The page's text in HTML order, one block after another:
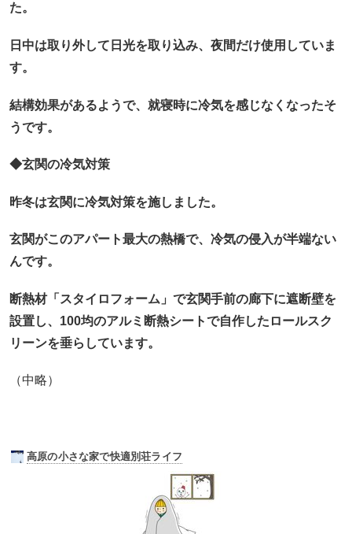
た。
日中は取り外して日光を取り込み、夜間だけ使用していま
す。
結構効果があるようで、就寝時に冷気を感じなくなったそ
うです。
◆玄関の冷気対策
昨冬は玄関に冷気対策を施しました。
玄関がこのアパート最大の熱橋で、冷気の侵入が半端ない
んです。
断熱材「スタイロフォーム」で玄関手前の廊下に遮断壁を
設置し、100均のアルミ断熱シートで自作したロールスク
リーンを垂らしています。
（中略）